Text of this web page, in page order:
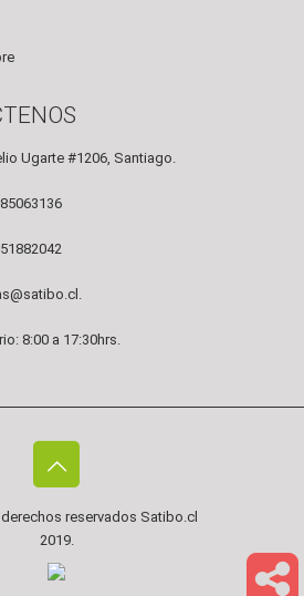
Ugarte #1206, Santiago.
8:00 a 17:30hrs.
reservados Satibo.cl
2019.